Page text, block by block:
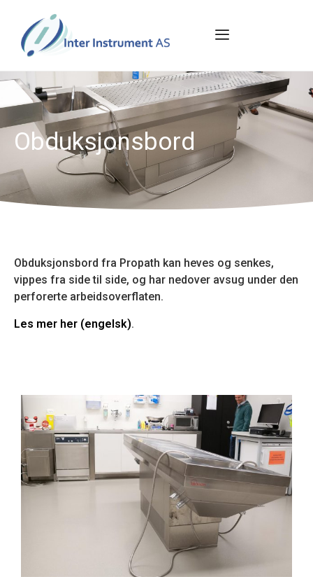
Obduksjonsbord
Obduksjonsbord fra Propath kan heves og senkes,
vippes fra side til side, og har nedover avsug under den
perforerte arbeidsoverflaten.
Les mer her (engelsk).